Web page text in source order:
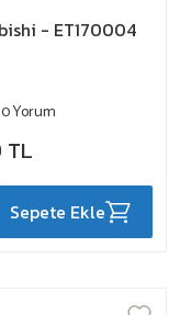
- ET170004
Yorum
TL
Sepete Ekle